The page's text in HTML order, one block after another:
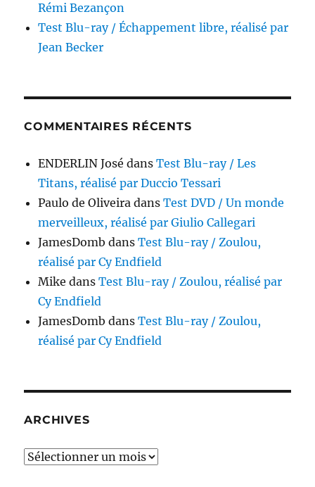
Rémi Bezançon
Test Blu-ray / Échappement libre, réalisé par
Jean Becker
COMMENTAIRES RÉCENTS
ENDERLIN José dansTest Blu-ray / Les
Titans, réalisé par Duccio Tessari
Paulo de Oliveira dansTest DVD / Un monde
merveilleux, réalisé par Giulio Callegari
JamesDomb dansTest Blu-ray / Zoulou,
réalisé par Cy Endfield
Mike dansTest Blu-ray / Zoulou, réalisé par
Cy Endfield
JamesDomb dansTest Blu-ray / Zoulou,
réalisé par Cy Endfield
ARCHIVES
Archives